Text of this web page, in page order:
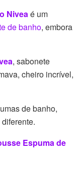
Niveaé um
de banho, embora
, sabonete
cheiro incrível,
de banho,
Espuma de